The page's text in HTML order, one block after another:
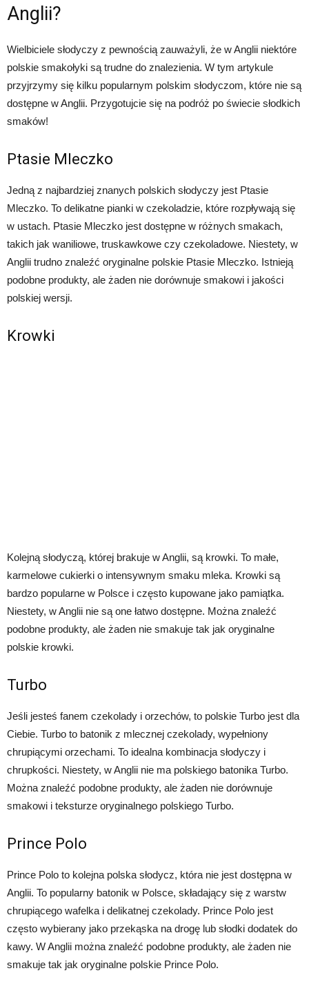
Anglii?
Wielbiciele słodyczy z pewnością zauważyli, że w Anglii niektóre
polskie smakołyki są trudne do znalezienia. W tym artykule
przyjrzymy się kilku popularnym polskim słodyczom, które nie są
dostępne w Anglii. Przygotujcie się na podróż po świecie słodkich
smaków!
Ptasie Mleczko
Jedną z najbardziej znanych polskich słodyczy jest Ptasie
Mleczko. To delikatne pianki w czekoladzie, które rozpływają się
w ustach. Ptasie Mleczko jest dostępne w różnych smakach,
takich jak waniliowe, truskawkowe czy czekoladowe. Niestety, w
Anglii trudno znaleźć oryginalne polskie Ptasie Mleczko. Istnieją
podobne produkty, ale żaden nie dorównuje smakowi i jakości
polskiej wersji.
Krowki
Kolejną słodyczą, której brakuje w Anglii, są krowki. To małe,
karmelowe cukierki o intensywnym smaku mleka. Krowki są
bardzo popularne w Polsce i często kupowane jako pamiątka.
Niestety, w Anglii nie są one łatwo dostępne. Można znaleźć
podobne produkty, ale żaden nie smakuje tak jak oryginalne
polskie krowki.
Turbo
Jeśli jesteś fanem czekolady i orzechów, to polskie Turbo jest dla
Ciebie. Turbo to batonik z mlecznej czekolady, wypełniony
chrupiącymi orzechami. To idealna kombinacja słodyczy i
chrupkości. Niestety, w Anglii nie ma polskiego batonika Turbo.
Można znaleźć podobne produkty, ale żaden nie dorównuje
smakowi i teksturze oryginalnego polskiego Turbo.
Prince Polo
Prince Polo to kolejna polska słodycz, która nie jest dostępna w
Anglii. To popularny batonik w Polsce, składający się z warstw
chrupiącego wafelka i delikatnej czekolady. Prince Polo jest
często wybierany jako przekąska na drogę lub słodki dodatek do
kawy. W Anglii można znaleźć podobne produkty, ale żaden nie
smakuje tak jak oryginalne polskie Prince Polo.